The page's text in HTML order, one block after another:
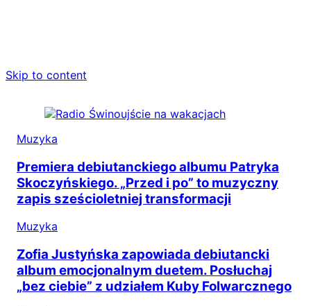
Skip to content
Muzyka
Premiera debiutanckiego albumu Patryka
Skoczyńskiego. „Przed i po” to muzyczny
zapis sześcioletniej transformacji
Muzyka
Zofia Justyńska zapowiada debiutancki
album emocjonalnym duetem. Posłuchaj
„bez ciebie” z udziałem Kuby Folwarcznego